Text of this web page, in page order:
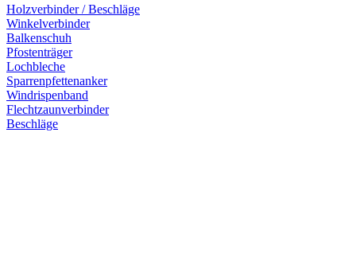
Holzverbinder / Beschläge
Winkelverbinder
Balkenschuh
Pfostenträger
Lochbleche
Sparrenpfettenanker
Windrispenband
Flechtzaunverbinder
Beschläge